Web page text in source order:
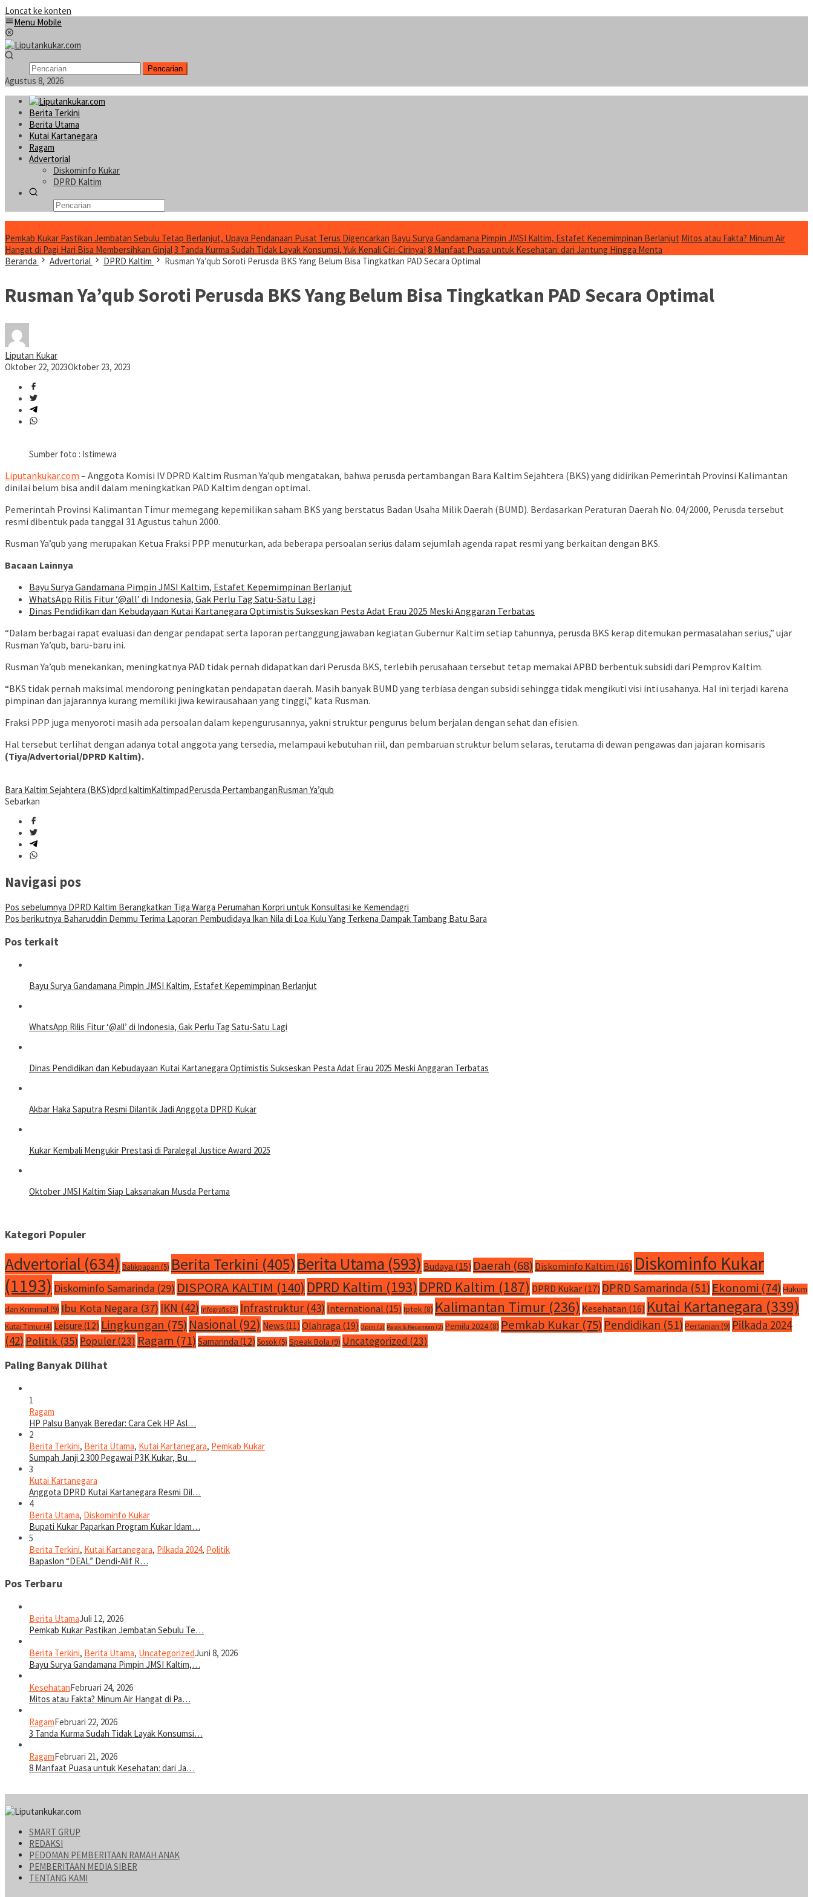
Loncat ke konten
Menu Mobile
Pencarian
Agustus 8, 2026
Berita Terkini
Berita Utama
Kutai Kartanegara
Ragam
Advertorial
Diskominfo Kukar
DPRD Kaltim
Pemkab Kukar Pastikan Jembatan Sebulu Tetap Berlanjut, Upaya Pendanaan Pusat Terus Digencarkan Bayu Surya Gandamana Pimpin JMSI Kaltim, Estafet Kepemimpinan Berlanjut Mitos atau Fakta? Minum Air
Hangat di Pagi Hari Bisa Membersihkan Ginjal3 Tanda Kurma Sudah Tidak Layak Konsumsi, Yuk Kenali Ciri-Cirinya! 8 Manfaat Puasa untuk Kesehatan: dari Jantung Hingga Menta
Beranda
Advertorial DPRD Kaltim Rusman Ya’qub Soroti Perusda BKS Yang Belum Bisa Tingkatkan PAD Secara Optimal
Rusman Ya’qub Soroti Perusda BKS Yang Belum Bisa Tingkatkan PAD Secara Optimal
Liputan Kukar
Oktober 22, 2023Oktober 23, 2023
Sumber foto : Istimewa
Liputankukar.com – Anggota Komisi IV DPRD Kaltim Rusman Ya’qub mengatakan, bahwa perusda pertambangan Bara Kaltim Sejahtera (BKS) yang didirikan Pemerintah Provinsi Kalimantan
dinilai belum bisa andil dalam meningkatkan PAD Kaltim dengan optimal.
Pemerintah Provinsi Kalimantan Timur memegang kepemilikan saham BKS yang berstatus Badan Usaha Milik Daerah (BUMD). Berdasarkan Peraturan Daerah No. 04/2000, Perusda tersebut
resmi dibentuk pada tanggal 31 Agustus tahun 2000.
Rusman Ya’qub yang merupakan Ketua Fraksi PPP menuturkan, ada beberapa persoalan serius dalam sejumlah agenda rapat resmi yang berkaitan dengan BKS.
Bacaan Lainnya
Bayu Surya Gandamana Pimpin JMSI Kaltim, Estafet Kepemimpinan Berlanjut
WhatsApp Rilis Fitur ‘@all’ di Indonesia, Gak Perlu Tag Satu-Satu Lagi
Dinas Pendidikan dan Kebudayaan Kutai Kartanegara Optimistis Sukseskan Pesta Adat Erau 2025 Meski Anggaran Terbatas
“Dalam berbagai rapat evaluasi dan dengar pendapat serta laporan pertanggungjawaban kegiatan Gubernur Kaltim setiap tahunnya, perusda BKS kerap ditemukan permasalahan serius,” ujar
Rusman Ya’qub, baru-baru ini.
Rusman Ya’qub menekankan, meningkatnya PAD tidak pernah didapatkan dari Perusda BKS, terlebih perusahaan tersebut tetap memakai APBD berbentuk subsidi dari Pemprov Kaltim.
“BKS tidak pernah maksimal mendorong peningkatan pendapatan daerah. Masih banyak BUMD yang terbiasa dengan subsidi sehingga tidak mengikuti visi inti usahanya. Hal ini terjadi karena
pimpinan dan jajarannya kurang memiliki jiwa kewirausahaan yang tinggi,” kata Rusman.
Fraksi PPP juga menyoroti masih ada persoalan dalam kepengurusannya, yakni struktur pengurus belum berjalan dengan sehat dan efisien.
Hal tersebut terlihat dengan adanya total anggota yang tersedia, melampaui kebutuhan riil, dan pembaruan struktur belum selaras, terutama di dewan pengawas dan jajaran komisaris
(Tiya/Advertorial/DPRD Kaltim).
Bara Kaltim Sejahtera (BKS)dprd kaltimKaltimpadPerusda PertambanganRusman Ya’qub
Sebarkan
Navigasi pos
Pos sebelumnya DPRD Kaltim Berangkatkan Tiga Warga Perumahan Korpri untuk Konsultasi ke Kemendagri
Pos berikutnya Baharuddin Demmu Terima Laporan Pembudidaya Ikan Nila di Loa Kulu Yang Terkena Dampak Tambang Batu Bara
Pos terkait
Bayu Surya Gandamana Pimpin JMSI Kaltim, Estafet Kepemimpinan Berlanjut
WhatsApp Rilis Fitur ‘@all’ di Indonesia, Gak Perlu Tag Satu-Satu Lagi
Dinas Pendidikan dan Kebudayaan Kutai Kartanegara Optimistis Sukseskan Pesta Adat Erau 2025 Meski Anggaran Terbatas
Akbar Haka Saputra Resmi Dilantik Jadi Anggota DPRD Kukar
Kukar Kembali Mengukir Prestasi di Paralegal Justice Award 2025
Oktober JMSI Kaltim Siap Laksanakan Musda Pertama
Kategori Populer
Advertorial (634) Balikpapan (5) Berita Terkini (405)Berita Utama (593) Budaya (15) Daerah (68) Diskominfo Kaltim (16) Diskominfo Kukar
(1193) Diskominfo Samarinda (29) DISPORA KALTIM (140) DPRD Kaltim (193) DPRD Kaltim (187) DPRD Kukar (17) DPRD Samarinda (51) Ekonomi (74) Hukum
dan Kriminal(9) Ibu Kota Negara (37) IKN (42) Infografis (3) Infrastruktur (43) International (15) Iptek(8) Kalimantan Timur (236) Kesehatan (16) Kutai Kartanegara (339)
Kutai Timur (4) Leisure (12) Lingkungan (75) Nasional (92) News (11) Olahraga (19) Opini (2) Pajak & Keuangan (2) Pemilu 2024(8) Pemkab Kukar (75) Pendidikan (51) Pertanian (9) Pilkada 2024
(42) Politik (35) Populer(23) Ragam (71) Samarinda (12) Sosok(5) Speak Bola (9) Uncategorized (23)
Paling Banyak Dilihat
1
Ragam
HP Palsu Banyak Beredar: Cara Cek HP Asl…
2
Berita Terkini, Berita Utama, Kutai Kartanegara, Pemkab Kukar
Sumpah Janji 2.300 Pegawai P3K Kukar, Bu…
3
Kutai Kartanegara
Anggota DPRD Kutai Kartanegara Resmi Dil…
4
Berita Utama, Diskominfo Kukar
Bupati Kukar Paparkan Program Kukar Idam…
5
Berita Terkini, Kutai Kartanegara, Pilkada 2024, Politik
Bapaslon “DEAL” Dendi-Alif R…
Pos Terbaru
Berita UtamaJuli 12, 2026
Pemkab Kukar Pastikan Jembatan Sebulu Te…
Berita Terkini, Berita Utama, UncategorizedJuni 8, 2026
Bayu Surya Gandamana Pimpin JMSI Kaltim,…
KesehatanFebruari 24, 2026
Mitos atau Fakta? Minum Air Hangat di Pa…
RagamFebruari 22, 2026
3 Tanda Kurma Sudah Tidak Layak Konsumsi…
RagamFebruari 21, 2026
8 Manfaat Puasa untuk Kesehatan: dari Ja…
SMART GRUP
REDAKSI
PEDOMAN PEMBERITAAN RAMAH ANAK
PEMBERITAAN MEDIA SIBER
TENTANG KAMI